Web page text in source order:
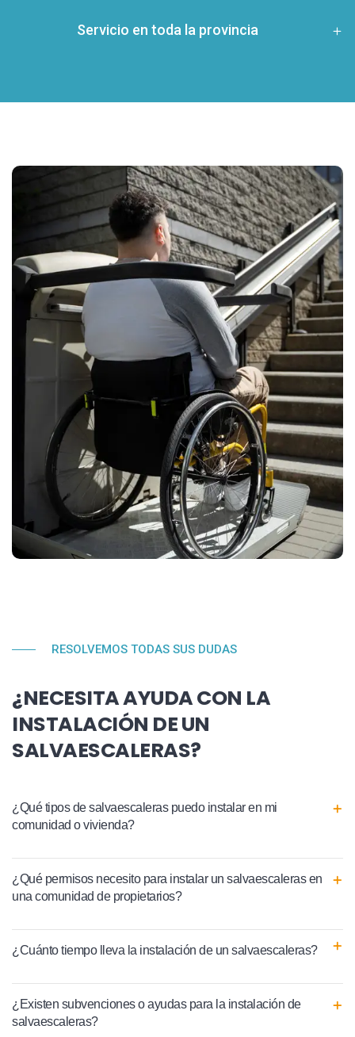
Servicio en toda la provincia
RESOLVEMOS TODAS SUS DUDAS
¿NECESITA AYUDA CON LA
INSTALACIÓN DE UN
SALVAESCALERAS?
¿Qué tipos de salvaescaleras puedo instalar en mi
comunidad o vivienda?
¿Qué permisos necesito para instalar un salvaescaleras en
una comunidad de propietarios?
¿Cuánto tiempo lleva la instalación de un salvaescaleras?
¿Existen subvenciones o ayudas para la instalación de
salvaescaleras?